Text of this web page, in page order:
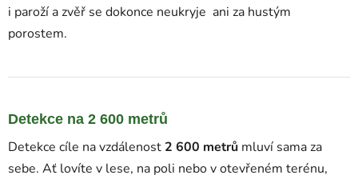
i paroží a zvěř se dokonce neukryje ani za hustým
porostem.
Detekce na 2 600 metrů
Detekce cíle na vzdálenost 2 600 metrů mluví sama za
sebe. Ať lovíte v lese, na poli nebo v otevřeném terénu,